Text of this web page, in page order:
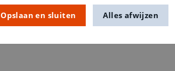
Opslaan en sluiten Alles afwijzen